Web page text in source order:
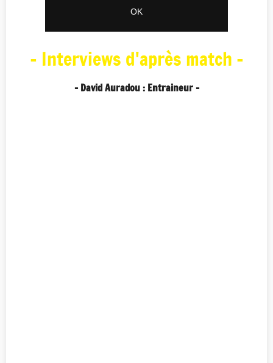
- Interviews d'après match -
- David Auradou : Entraineur -